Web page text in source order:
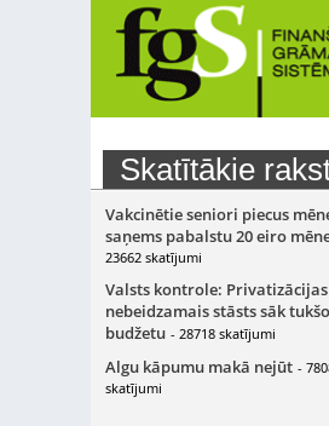
Skatītākie
Vakcinētie seniori piecus
saņems pabalstu 20 eiro
23662 skatījumi
Valsts kontrole: Privatizācijas
nebeidzamais stāsts sāk
budžetu - 28718 skatījumi
Algu kāpumu makā nejūt -
skatījumi